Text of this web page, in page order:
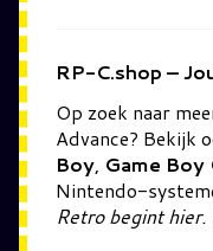
RP-C.shop –
Op zoek naar
Advance? Bekijk
Boy, Game Boy
Nintendo-
Retro begint